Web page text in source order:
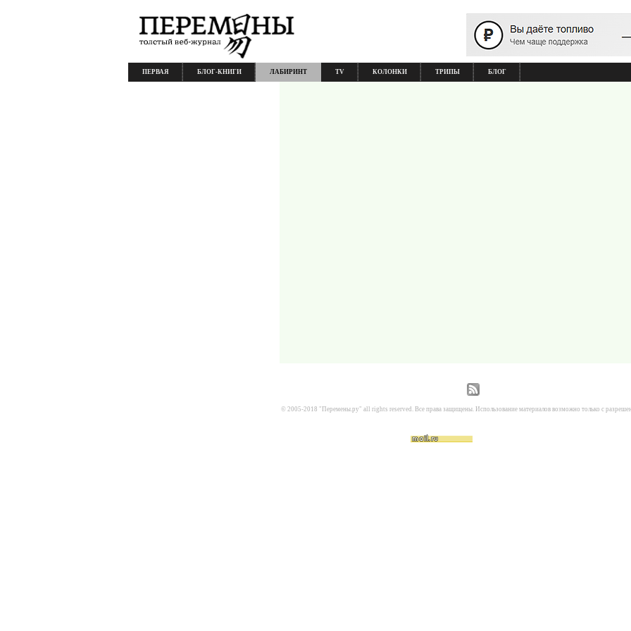
ПЕРВАЯ БЛОГ-КНИГИ ЛАБИРИНТ TV КОЛОНКИ ТРИПЫ БЛОГ
© 2005-2018 "Перемены.ру" all rights reserved. Все права защищены. Использование материалов возможно только с